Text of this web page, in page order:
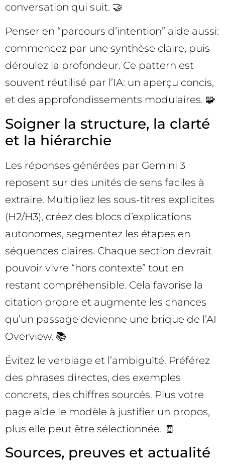
conversation qui suit. 🤝
Penser en “parcours d’intention” aide aussi:
commencez par une synthèse claire, puis
déroulez la profondeur. Ce pattern est
souvent réutilisé par l’IA: un aperçu concis,
et des approfondissements modulaires. 🧩
Soigner la structure, la clarté
et la hiérarchie
Les réponses générées par Gemini 3
reposent sur des unités de sens faciles à
extraire. Multipliez les sous-titres explicites
(H2/H3), créez des blocs d’explications
autonomes, segmentez les étapes en
séquences claires. Chaque section devrait
pouvoir vivre “hors contexte” tout en
restant compréhensible. Cela favorise la
citation propre et augmente les chances
qu’un passage devienne une brique de l’AI
Overview. 📚
Évitez le verbiage et l’ambiguïté. Préférez
des phrases directes, des exemples
concrets, des chiffres sourcés. Plus votre
page aide le modèle à justifier un propos,
plus elle peut être sélectionnée. 🧾
Sources, preuves et actualité